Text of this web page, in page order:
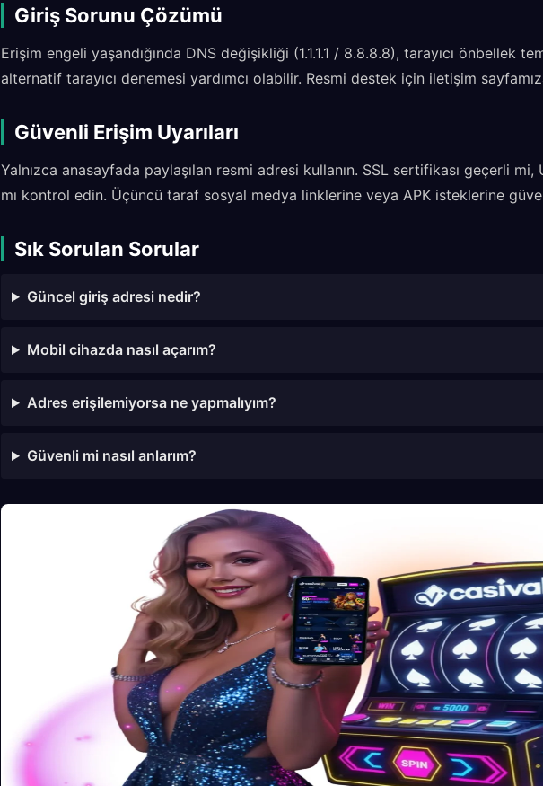
Giriş Sorunu Çözümü
Erişim engeli yaşandığında DNS değişikliği (1.1.1.1 / 8.8.8.8), tarayıcı önbellek
alternatif tarayıcı denemesi yardımcı olabilir. Resmi destek için iletişim
Güvenli Erişim Uyarıları
Yalnızca anasayfada paylaşılan resmi adresi kullanın. SSL sertifikası geçerli mi,
mı kontrol edin. Üçüncü taraf sosyal medya linklerine veya APK isteklerine
Sık Sorulan Sorular
Güncel giriş adresi nedir?
Mobil cihazda nasıl açarım?
Adres erişilemiyorsa ne yapmalıyım?
Güvenli mi nasıl anlarım?